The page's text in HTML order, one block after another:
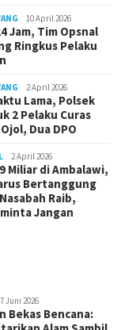
10 April 2026
Jam, Tim Opsnal
Ringkus Pelaku
2 April 2026
Lama, Polsek
2 Pelaku Curas
Dua DPO
2 April 2026
Miliar di Ambalawi,
Bertanggung
Raib,
Jangan
7 Juni 2026
Bekas Bencana: